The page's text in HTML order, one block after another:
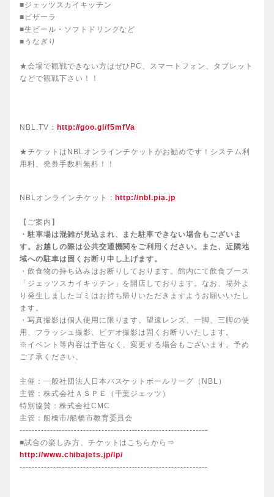
■ジェッツスカイキッチン
■ピザーラ
■生ビール・ソフトドリンクなど
■うなぎり
★会場で観戦できない方はぜひPC、スマートフォン、タブレット
などで観戦下さい！！
NBL.TV： http://goo.gl/f5mfVa
★チケットはNBLオンラインチケットがお勧めです！システム利
用料、発券手数料無料！！
NBLオンラインチケット： http://nbl.pia.jp
【ご案内】
・駐車場は混雑が見込まれ、また駐車できない場合もございま
す。お越しの際は公共交通機関をご利用ください。また、近隣地
域への駐車は固くお断り申し上げます。
・飲食物の持ち込みはお断りしております。館内にて飲食ブース
「ジェッツスカイキッチン」を開店しております。なお、場外よ
り発生しましたゴミはお持ち帰りいただきますようお願いいたし
ます。
・写真撮影は個人使用に限ります。望遠レンズ、一脚、三脚の使
用、フラッシュ撮影、ビデオ撮影は固くお断りいたします。
※イベント等内容は予告なく、変更する場合もございます。予め
ご了承ください。
主催：一般社団法人日本バスケットボールリーグ（NBL）
主管：株式会社ＡＳＰＥ（千葉ジェッツ）
特別協賛：株式会社CMC
主管：船橋市/船橋市教育委員会
--------------------------------------------------------------
■試合の楽しみ方、チケットはこちらから⇒
http://www.chibajets.jp/lp/
--------------------------------------------------------------